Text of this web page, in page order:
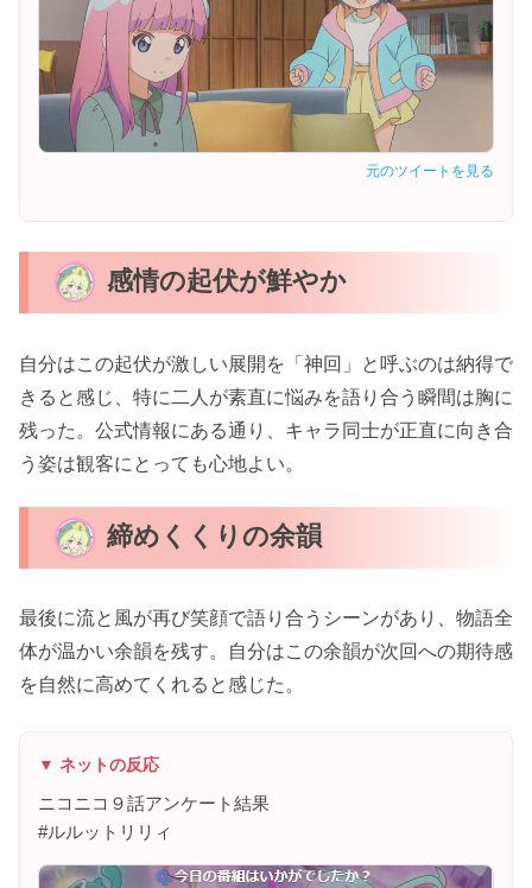
元のツイートを見る
感情の起伏が鮮やか
自分はこの起伏が激しい展開を「神回」と呼ぶのは納得で
きると感じ、特に二人が素直に悩みを語り合う瞬間は胸に
残った。公式情報にある通り、キャラ同士が正直に向き合
う姿は観客にとっても心地よい。
締めくくりの余韻
最後に流と風が再び笑顔で語り合うシーンがあり、物語全
体が温かい余韻を残す。自分はこの余韻が次回への期待感
を自然に高めてくれると感じた。
▼ ネットの反応
ニコニコ９話アンケート結果
#ルルットリリィ